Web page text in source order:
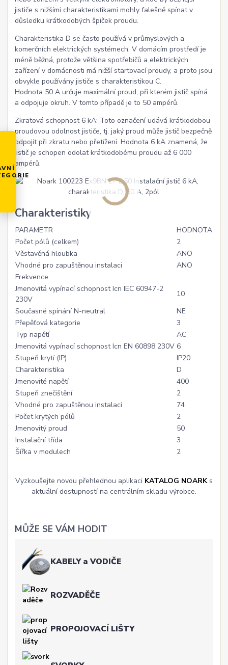
jističe s nižšími charakteristikami mohly falešně spínat v
důsledku krátkodobých špiček proudu.
Charakteristika D se často používá v průmyslových a
komerčních elektrických systémech. V domácím prostředí je
méně běžná, protože většina spotřebičů a elektrických
zařízení v domácnosti má nižší startovací proudy, a proto jsou
obvykle používány jističe s charakteristikou C.
Hodnota 50 A určuje maximální proud, při kterém jistič spíná
a odpojuje okruh. V tomto případě je to 50 ampérů.
Zkratová schopnost 6 kA: Toto označení udává krátkodobou
proudovou odolnost jističe, tj. jaký proud může jistič bezpečně
odpojit při zkratu nebo přetížení. Hodnota 6 kA znamená, že
jistič je schopen odolat krátkodobému proudu až 6 000
ampérů.
Charakteristiky
PARAMETR
HODNOTA
Počet pólů (celkem)
2
Věstavěná hloubka
ANO
Vhodné pro zapuštěnou instalaci
ANO
Frekvence
Jmenovitá vypínací schopnost Icn IEC 60947-2
230V
10
Současné spínání N-neutral
NE
Přepěťová kategorie
3
Typ napětí
AC
Jmenovitá vypínací schopnost Icn EN 60898 230V 6
Stupeň krytí (IP)
IP20
Charakteristika
D
Jmenovité napětí
400
Stupeň znečištění
2
Vhodné pro zapuštěnou instalaci
74
Počet krytých pólů
2
Jmenovitý proud
50
Instalační třída
3
Šířka v modulech
2
Vyzkoušejte novou přehlednou aplikaci KATALOG NOARKs
aktuální dostupností na centrálním skladu výrobce.
MŮŽE SE VÁM HODIT
KABELY a VODIČE
ROZVADĚČE
PROPOJOVACÍ LIŠTY